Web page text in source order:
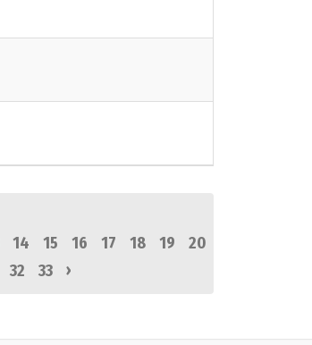
14 15 16 17 18 19
20
32 33 ›